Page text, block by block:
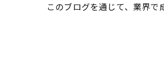
このブログを通じて、業界